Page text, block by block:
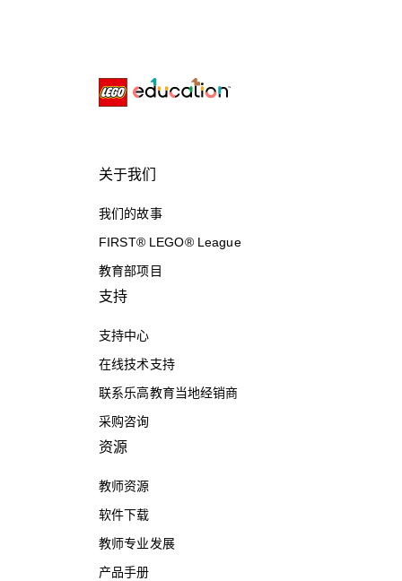
关于我们
我们的故事
FIRST® LEGO® League
教育部项目
支持
支持中心
在线技术支持
联系乐高教育当地经销商
采购咨询
资源
教师资源
软件下载
教师专业发展
产品手册